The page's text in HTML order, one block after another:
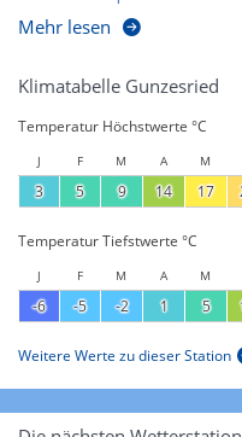
Mehr lesen
Klimatabelle Gunzesried
Temperatur Höchstwerte °C
J F M A M
3 5 9 14 17
Temperatur Tiefstwerte °C
J F M A M
-6 -5 -2 1 5
Weitere Werte zu dieser Station